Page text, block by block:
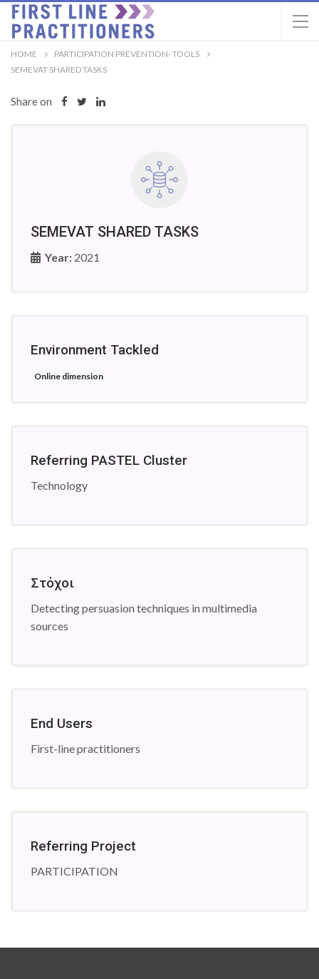
HOME
PARTICIPATION PREVENTION- TOOLS
SEMEVAT SHARED TASKS
Share on
SEMEVAT SHARED TASKS
Year: 2021
Environment Tackled
Online dimension
Referring PASTEL Cluster
Technology
Στόχοι
Detecting persuasion techniques in multimedia
sources
End Users
First-line practitioners
Referring Project
PARTICIPATION